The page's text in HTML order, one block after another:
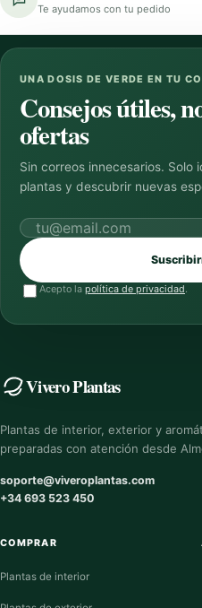
Te ayudamos con tu pedido
UNA DOSIS DE VERDE EN TU
Consejos útiles,
ofertas
Sin correos innecesarios. Solo
plantas y descubrir nuevas
Correo electrónico
Acepto la política de privacidad.
Vivero Plantas
Plantas de interior, exterior y
preparadas con atención desde
soporte@viveroplantas.com
+34 693 523 450
COMPRAR
Plantas de interior